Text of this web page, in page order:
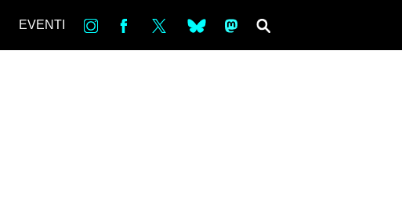
EVENTI in bsky ms